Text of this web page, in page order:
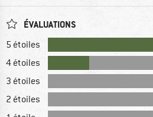
ÉVALUATIONS
5 étoiles
4 étoiles
3 étoiles
2 étoiles